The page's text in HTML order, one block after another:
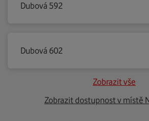
Dubová 592
Dubová 602
Zobrazit vše
Zobrazit dostupnost v místě